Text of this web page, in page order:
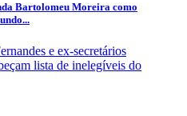
Bartolomeu Moreira como